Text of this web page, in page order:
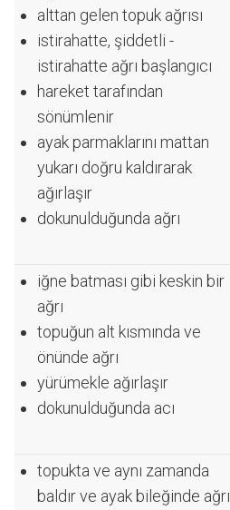
alttan gelen topuk ağrısı
istirahatte, şiddetli -
istirahatte ağrı başlangıcı
hareket tarafından
sönümlenir
ayak parmaklarını mattan
yukarı doğru kaldırarak
ağırlaşır
dokunulduğunda ağrı
iğne batması gibi keskin bir
ağrı
topuğun alt kısmında ve
önünde ağrı
yürümekle ağırlaşır
dokunulduğunda acı
topukta ve aynı zamanda
baldır ve ayak bileğinde ağrı